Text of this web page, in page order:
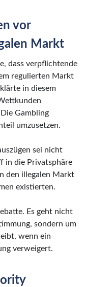
vor
Markt
dass verpflichtende
regulierten Markt
in diesem
Gambling
umzusetzen.
sei nicht
in die Privatsphäre
den illegalen Markt
existierten.
Es geht nicht
sondern um
wenn ein
verweigert.